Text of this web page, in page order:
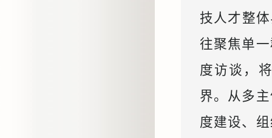
技人才整
往聚焦单
度访谈，
界。从多
度建设、